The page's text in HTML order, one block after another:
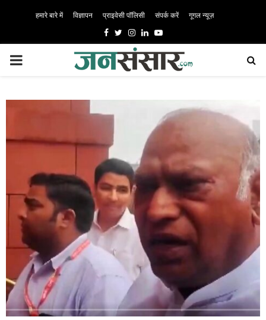
हमारे बारे में विज्ञापन प्राइवेसी पॉलिसी संपर्क करें गूगल न्यूज़
Facebook
TwitterInstagram
LinkedinYoutube
PRIMARY